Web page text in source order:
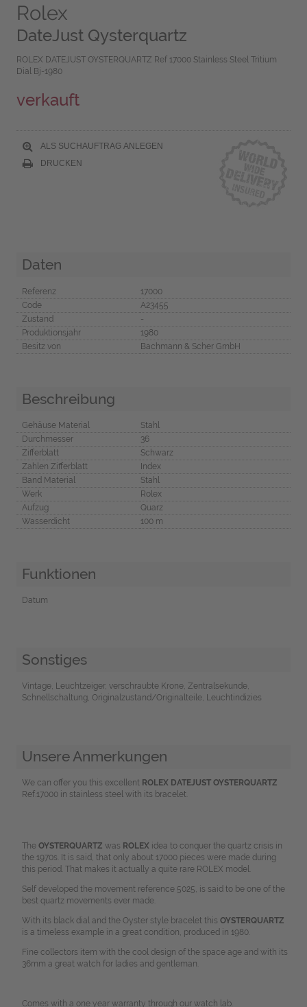
Rolex
DateJust Qysterquartz
ROLEX DATEJUST OYSTERQUARTZ Ref 17000 Stainless Steel Tritium
Dial Bj-1980
verkauft
ALS SUCHAUFTRAG ANLEGEN
DRUCKEN
Daten
Referenz
17000
Code
A23455
Zustand
-
Produktionsjahr
1980
Besitz von
Bachmann & Scher GmbH
Beschreibung
Gehäuse Material
Stahl
Durchmesser
36
Zifferblatt
Schwarz
Zahlen Zifferblatt
Index
Band Material
Stahl
Werk
Rolex
Aufzug
Quarz
Wasserdicht
100 m
Funktionen
Datum
Sonstiges
Vintage, Leuchtzeiger, verschraubte Krone, Zentralsekunde,
Schnellschaltung, Originalzustand/Originalteile, Leuchtindizies
Unsere Anmerkungen
We can offer you this excellent ROLEX DATEJUST OYSTERQUARTZ
Ref.17000 in stainless steel with its bracelet.
The OYSTERQUARTZ was ROLEX idea to conquer the quartz crisis in
the 1970s. It is said, that only about 17000 pieces were made during
this period. That makes it actually a quite rare ROLEX model.
Self developed the movement reference 5025, is said to be one of the
best quartz movements ever made.
With its black dial and the Oyster style bracelet this OYSTERQUARTZ
is a timeless example in a great condition, produced in 1980.
Fine collectors item with the cool design of the space age and with its
36mm a great watch for ladies and gentleman.
Comes with a one year warranty through our watch lab.